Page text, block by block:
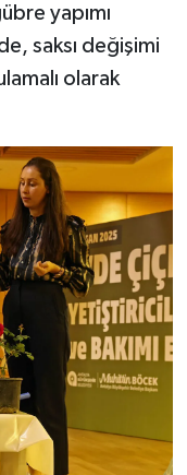
yapımı
saksı değişimi
olarak